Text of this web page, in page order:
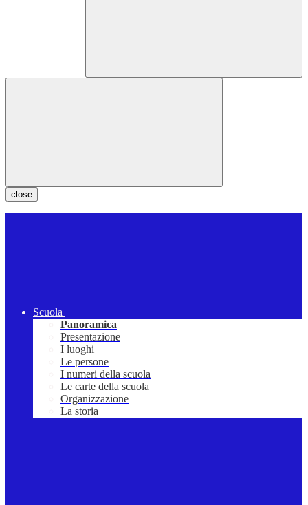
close
Scuola
Panoramica
Presentazione
I luoghi
Le persone
I numeri della scuola
Le carte della scuola
Organizzazione
La storia